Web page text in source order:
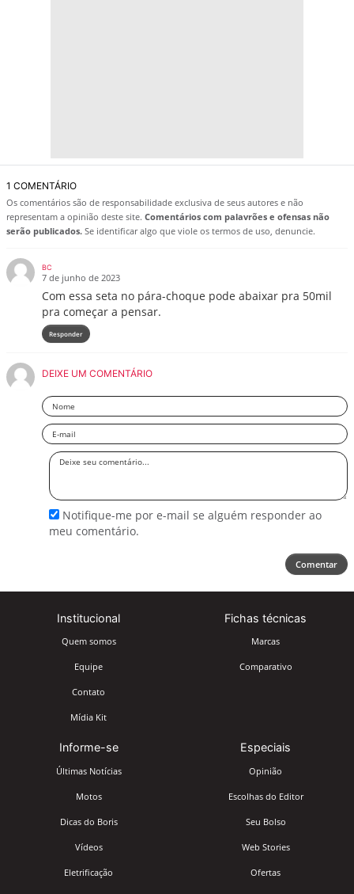
1 COMENTÁRIO
Os comentários são de responsabilidade exclusiva de seus autores e não
representam a opinião deste site. Comentários com palavrões e ofensas não
serão publicados. Se identificar algo que viole os termos de uso, denuncie.
BC
7 de junho de 2023
Com essa seta no pára-choque pode abaixar pra 50mil
pra começar a pensar.
Responder
DEIXE UM COMENTÁRIO
Nome
Email
Deixe
Notifique-me por e-mail se alguém responder ao
meu comentário.
Comentar
Institucional
Quem somos
Equipe
Contato
Mídia Kit
Fichas técnicas
Marcas
Comparativo
Informe-se
Últimas Notícias
Motos
Dicas do Boris
Vídeos
Eletrificação
Especiais
Opinião
Escolhas do Editor
Seu Bolso
Web Stories
Ofertas